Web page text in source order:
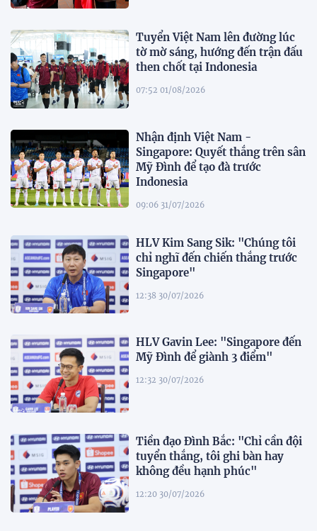
Tuyển Việt Nam lên đường lúc
tờ mờ sáng, hướng đến trận đấu
then chốt tại Indonesia
07:52 01/08/2026
Nhận định Việt Nam -
Singapore: Quyết thắng trên sân
Mỹ Đình để tạo đà trước
Indonesia
09:06 31/07/2026
HLV Kim Sang Sik: "Chúng tôi
chỉ nghĩ đến chiến thắng trước
Singapore"
12:38 30/07/2026
HLV Gavin Lee: "Singapore đến
Mỹ Đình để giành 3 điểm"
12:32 30/07/2026
Tiền đạo Đình Bắc: "Chỉ cần đội
tuyển thắng, tôi ghi bàn hay
không đều hạnh phúc"
12:20 30/07/2026